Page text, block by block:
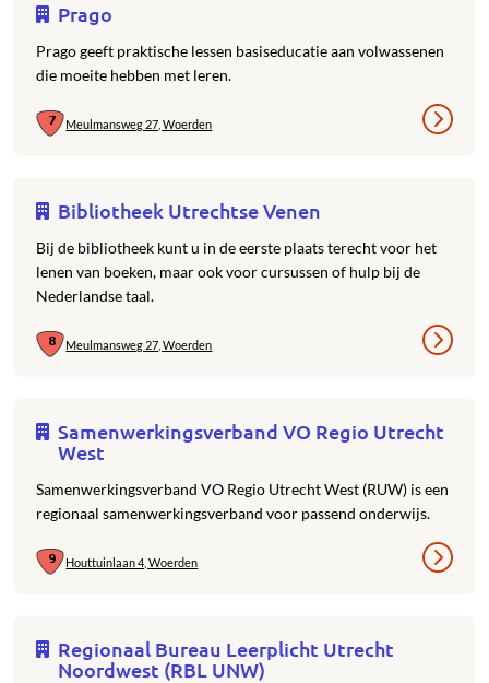
Prago
Prago geeft praktische lessen basiseducatie aan volwassenen
die moeite hebben met leren.
Meulmansweg 27, Woerden
Bibliotheek Utrechtse Venen
Bij de bibliotheek kunt u in de eerste plaats terecht voor het
lenen van boeken, maar ook voor cursussen of hulp bij de
Nederlandse taal.
Meulmansweg 27, Woerden
Samenwerkingsverband VO Regio Utrecht
West
Samenwerkingsverband VO Regio Utrecht West (RUW) is een
regionaal samenwerkingsverband voor passend onderwijs.
Houttuinlaan 4, Woerden
Regionaal Bureau Leerplicht Utrecht
Noordwest (RBL UNW)